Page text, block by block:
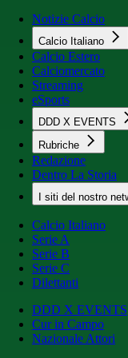
Notizie Calcio
Calcio Italiano
Calcio Estero
Calciomercato
Streaming
eSports
DDD X EVENTS
Rubriche
Redazione
Dentro La Storia
I siti del nostro
Calcio Italiano
Serie A
Serie B
Serie C
Dilettanti
DDD X EVENTS
Cur in Campo
Nazionale Attori